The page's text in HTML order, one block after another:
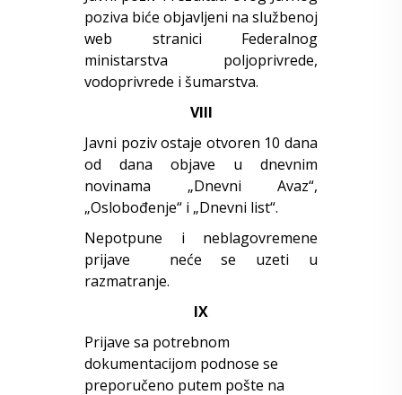
poziva biće objavljeni na službenoj
web stranici Federalnog
ministarstva poljoprivrede,
vodoprivrede i šumarstva.
VIII
Javni poziv ostaje otvoren 10 dana
od dana objave u dnevnim
novinama „Dnevni Avaz“,
„Oslobođenje“ i „Dnevni list“.
Nepotpune i neblagovremene
prijave neće se uzeti u
razmatranje.
IX
Prijave sa potrebnom
dokumentacijom podnose se
preporučeno putem pošte na